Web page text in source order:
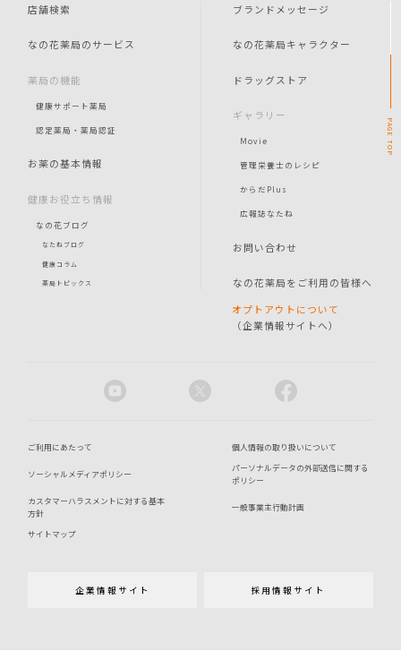
店舗検索
なの花薬局のサービス
薬局の機能
健康サポート薬局
認定薬局・薬局認証
お薬の基本情報
健康お役立ち情報
なの花ブログ
なたねブログ
健康コラム
薬局トピックス
ブランドメッセージ
なの花薬局キャラクター
ドラッグストア
ギャラリー
Movie
管理栄養士のレシピ
からだPlus
広報誌なたね
お問い合わせ
なの花薬局をご利用の皆様へ
オプトアウトについて
（企業情報サイトへ）
企業情報サイト 採用情報サイト
ご利用にあたって 個人情報の取り扱いについて
ソーシャルメディアポリシー
パーソナルデータの外部送信に関する
ポリシー
カスタマーハラスメントに対する基本
方針
一般事業主行動計画
サイトマップ
PAGE
TOP